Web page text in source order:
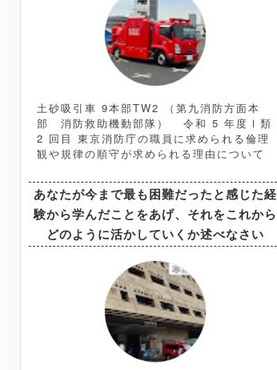
土砂吸引車 9本部TW2 （第九消防方面本
部 消防救助機動部隊） 令和 5 年度Ⅰ類
2 回目 東京消防庁の職員に求められる倫理
観や規律の順守が求められる理由について
になります。 ＜ヒント編＞ ➀問題文の解
釈 今回の問題文のキーワードは 「倫理
観」と「規律の順守」 であることは間違い
なく、それを踏まえて論文を構成していく
ことになります。よって構成としては
あなたが今まで最も困難だったと感じた経
験から学んだことをあげ、それをこれから
どのように活かしていくか述べなさい